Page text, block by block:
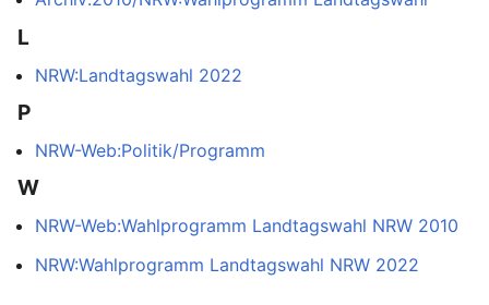
L
NRW:Landtagswahl 2022
P
NRW-Web:Politik/Programm
W
NRW-Web:Wahlprogramm Landtagswahl NRW 2010
NRW:Wahlprogramm Landtagswahl NRW 2022